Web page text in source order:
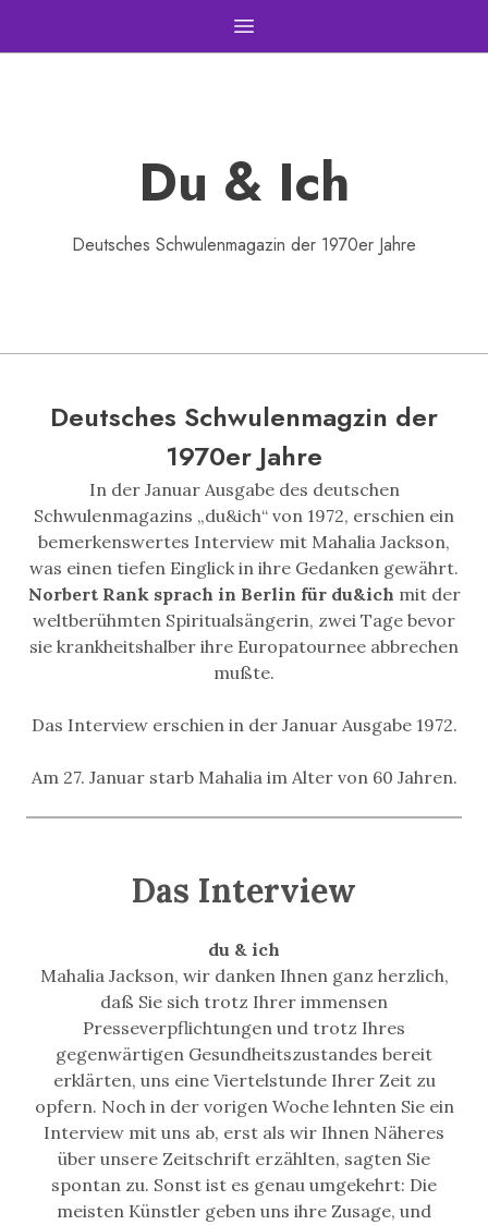
Open main menu
Du & Ich
Deutsches Schwulenmagazin der 1970er Jahre
Deutsches Schwulenmagzin der
1970er Jahre
In der Januar Ausgabe des deutschen
Schwulenmagazins „du&ich“ von 1972, erschien ein
bemerkenswertes Interview mit Mahalia Jackson,
was einen tiefen Einglick in ihre Gedanken gewährt.
Norbert Rank sprach in Berlin für du&ich mit der
weltberühmten Spiritualsängerin, zwei Tage bevor
sie krankheitshalber ihre Europatournee abbrechen
mußte.
Das Interview erschien in der Januar Ausgabe 1972.
Am 27. Januar starb Mahalia im Alter von 60 Jahren.
Das Interview
du & ich
Mahalia Jackson, wir danken Ihnen ganz herzlich,
daß Sie sich trotz Ihrer immensen
Presseverpflichtungen und trotz Ihres
gegenwärtigen Gesundheitszustandes bereit
erklärten, uns eine Viertelstunde Ihrer Zeit zu
opfern. Noch in der vorigen Woche lehnten Sie ein
Interview mit uns ab, erst als wir Ihnen Näheres
über unsere Zeitschrift erzählten, sagten Sie
spontan zu. Sonst ist es genau umgekehrt: Die
meisten Künstler geben uns ihre Zusage, und